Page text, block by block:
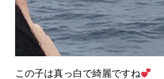
この子は真っ白で綺麗ですね